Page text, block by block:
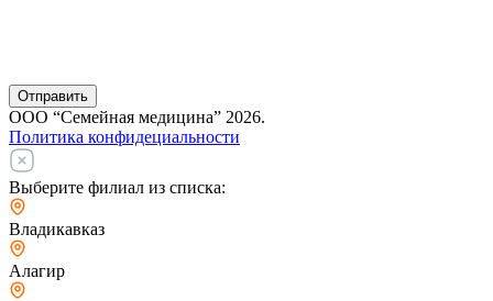
Отправить
ООО “Семейная медицина” 2026.
Политика конфидециальности
Выберите филиал из списка:
Владикавказ
Алагир